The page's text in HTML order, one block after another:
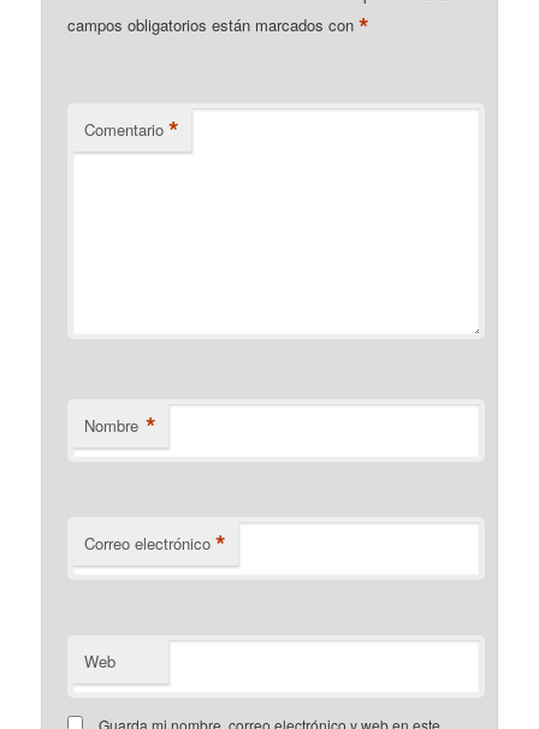
campos obligatorios están marcados con*
Comentario *
Nombre *
Correo electrónico *
Web
Guarda mi nombre, correo electrónico y web en este